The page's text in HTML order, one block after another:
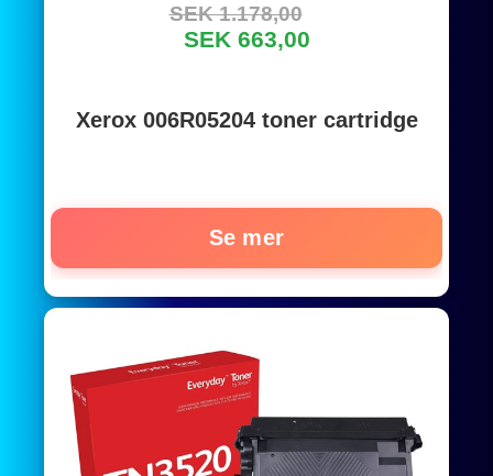
SEK 1.178,00
SEK 663,00
Xerox 006R05204 toner cartridge
Se mer